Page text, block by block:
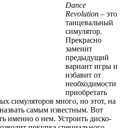
Dance
Revolution – это
танцевальный
симулятор.
Прекрасно
заменит
предыдущий
вариант игры и
избавит от
необходимости
приобретать
симуляторов много, но этот, на
самым известным. Вот
именно о нем. Устроить диско-